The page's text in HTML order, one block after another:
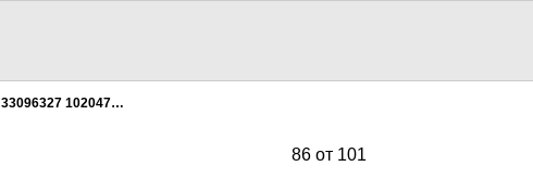
33096327 102047…
86 от 101